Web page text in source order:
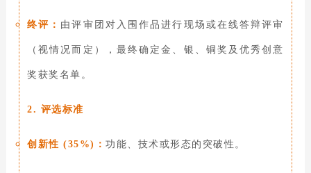
终评： 由评审团对入围作品进行现场或在线答辩评审
（视情况而定），最终确定金、银、铜奖及优秀创意
奖获奖名单。
2. 评选标准
创新性 (35%)：功能、技术或形态的突破性。